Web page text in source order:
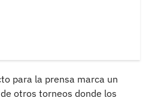
para la prensa marca un
otros torneos donde los